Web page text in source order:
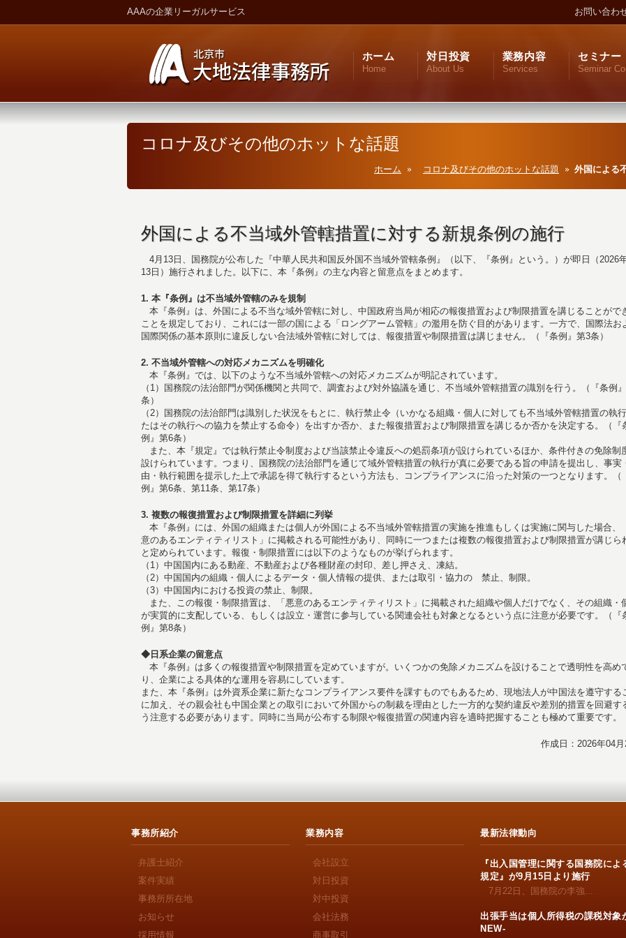
AAAの企業リーガルサービス お問い合わ
ホーム
Home
対日投資
About Us
業務内容
Services
セミナー
Seminar
コロナ及びその他のホットな話題
ホーム コロナ及びその他のホットな話題 外国による
外国による不当域外管轄措置に対する新規条例の施行
4月13日、国務院が公布した『中華人民共和国反外国不当域外管轄条例』（以下、『条例』という。）が即日（2026
13日）施行されました。以下に、本『条例』の主な内容と留意点をまとめます。
1. 本『条例』は不当域外管轄のみを規制
本『条例』は、外国による不当な域外管轄に対し、中国政府当局が相応の報復措置および制限措置を講じることがで
ことを規定しており、これには一部の国による「ロングアーム管轄」の濫用を防ぐ目的があります。一方で、国際法お
国際関係の基本原則に違反しない合法域外管轄に対しては、報復措置や制限措置は講じません。（『条例』第3条）
2. 不当域外管轄への対応メカニズムを明確化
本『条例』では、以下のような不当域外管轄への対応メカニズムが明記されています。
（1）国務院の法治部門が関係機関と共同で、調査および対外協議を通じ、不当域外管轄措置の識別を行う。（『条例
条）
（2）国務院の法治部門は識別した状況をもとに、執行禁止令（いかなる組織・個人に対しても不当域外管轄措置の執
たはその執行への協力を禁止する命令）を出すか否か、また報復措置および制限措置を講じるか否かを決定する。（『
例』第6条）
また、本『規定』では執行禁止令制度および当該禁止令違反への処罰条項が設けられているほか、条件付きの免除制
設けられています。つまり、国務院の法治部門を通じて域外管轄措置の執行が真に必要である旨の申請を提出し、事実
由・執行範囲を提示した上で承認を得て執行するという方法も、コンプライアンスに沿った対策の一つとなります。（
例』第6条、第11条、第17条）
3. 複数の報復措置および制限措置を詳細に列挙
本『条例』には、外国の組織または個人が外国による不当域外管轄措置の実施を推進もしくは実施に関与した場合、
意のあるエンティティリスト」に掲載される可能性があり、同時に一つまたは複数の報復措置および制限措置が講じら
と定められています。報復・制限措置には以下のようなものが挙げられます。
（1）中国国内にある動産、不動産および各種財産の封印、差し押さえ、凍結。
（2）中国国内の組織・個人によるデータ・個人情報の提供、または取引・協力の 禁止、制限。
（3）中国国内における投資の禁止、制限。
また、この報復・制限措置は、「悪意のあるエンティティリスト」に掲載された組織や個人だけでなく、その組織・
が実質的に支配している、もしくは設立・運営に参与している関連会社も対象となるという点に注意が必要です。（『
例』第8条）
◆日系企業の留意点
本『条例』は多くの報復措置や制限措置を定めていますが。いくつかの免除メカニズムを設けることで透明性を高め
り、企業による具体的な運用を容易にしています。
また、本『条例』は外資系企業に新たなコンプライアンス要件を課すものでもあるため、現地法人が中国法を遵守する
に加え、その親会社も中国企業との取引において外国からの制裁を理由とした一方的な契約違反や差別的措置を回避す
う注意する必要があります。同時に当局が公布する制限や報復措置の関連内容を適時把握することも極めて重要です。
作成日：2026年04月
事務所紹介
弁護士紹介
案件実績
事務所所在地
お知らせ
採用情報
業務内容
会社設立
対日投資
対中投資
会社法務
商事取引
最新法律動向
『出入国管理に関する国務院によ
規定』が9月15日より施行
7月22日、国務院の李強...
出張手当は個人所得税の課税対象
NEW-